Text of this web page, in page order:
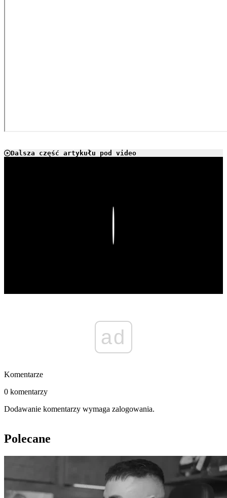
Dalsza część artykułu pod video
ad
Komentarze
0 komentarzy
Dodawanie komentarzy wymaga zalogowania.
Polecane